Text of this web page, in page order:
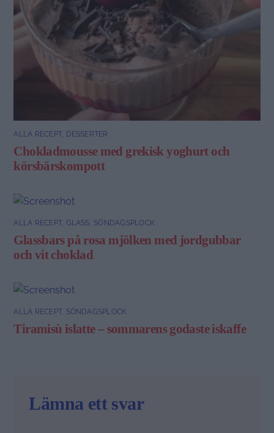
ALLA RECEPT, DESSERTER
Chokladmousse med grekisk yoghurt och
körsbärskompott
ALLA RECEPT, GLASS, SÖNDAGSPLOCK
Glassbars på rosa mjölken med jordgubbar
och vit choklad
ALLA RECEPT, SÖNDAGSPLOCK
Tiramisù islatte – sommarens godaste iskaffe
Lämna ett svar